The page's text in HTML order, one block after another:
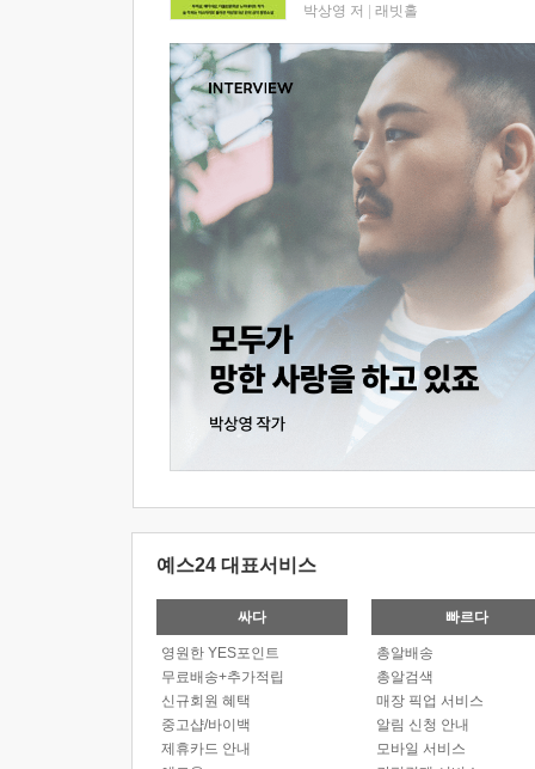
박상영 저 래빗홀
예스24 대표서비스
싸다
영원한 YES포인트
무료배송+추가적립
신규회원 혜택
중고샵/바이백
제휴카드 안내
빠르다
총알배송
총알검색
매장 픽업 서비스
알림 신청 안내
모바일 서비스